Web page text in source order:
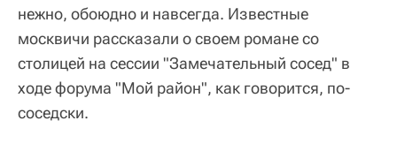
нежно, обоюдно и навсегда. Известные
москвичи рассказали о своем романе со
столицей на сессии "Замечательный сосед" в
ходе форума "Мой район", как говорится, по-
соседски.